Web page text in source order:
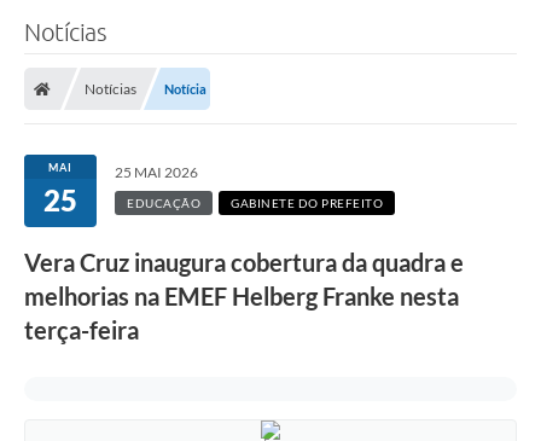
Notícias
Notícias Notícia
MAI
25
25 MAI 2026
EDUCAÇÃO GABINETE DO PREFEITO
Vera Cruz inaugura cobertura da quadra e
melhorias na EMEF Helberg Franke nesta
terça-feira